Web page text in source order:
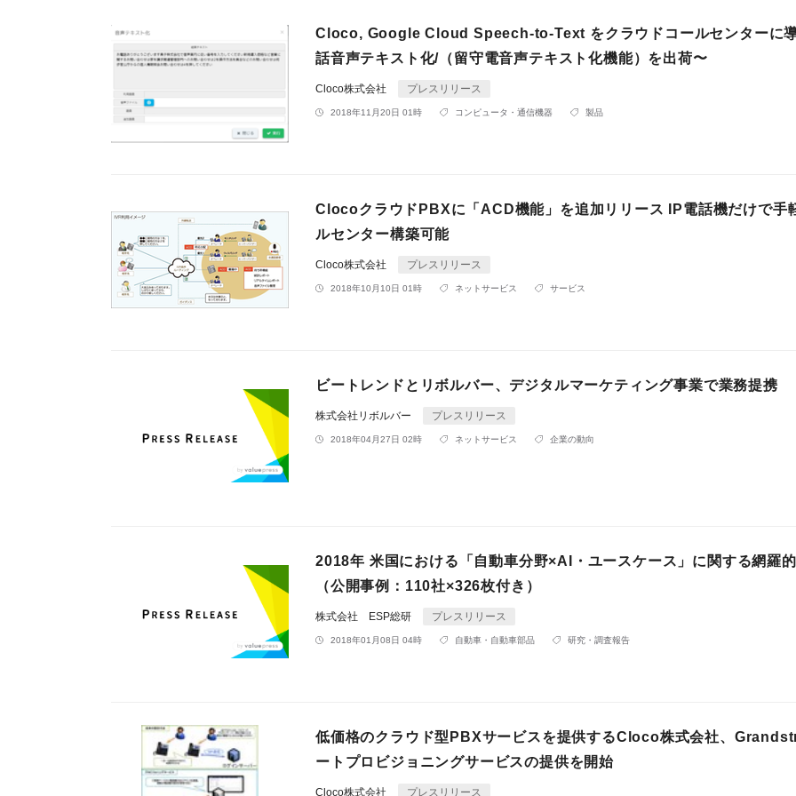
Cloco, Google Cloud Speech-to-Text をクラウドコールセンターに
話音声テキスト化/（留守電音声テキスト化機能）を出荷〜
Cloco株式会社 プレスリリース
2018年11月20日 01時 コンピュータ・通信機器 製品
ClocoクラウドPBXに「ACD機能」を追加リリース IP電話機だけで手
ルセンター構築可能
Cloco株式会社 プレスリリース
2018年10月10日 01時 ネットサービス サービス
ビートレンドとリボルバー、デジタルマーケティング事業で業務提携
株式会社リボルバー プレスリリース
2018年04月27日 02時 ネットサービス 企業の動向
2018年 米国における「自動車分野×AI・ユースケース」に関する網羅
（公開事例：110社×326枚付き）
株式会社 ESP総研 プレスリリース
2018年01月08日 04時 自動車・自動車部品 研究・調査報告
低価格のクラウド型PBXサービスを提供するCloco株式会社、
ートプロビジョニングサービスの提供を開始
Cloco株式会社 プレスリリース